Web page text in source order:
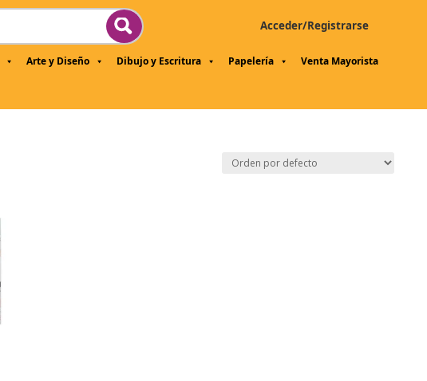
Acceder/Registrarse
Arte y Diseño Dibujo y Escritura Papelería Venta Mayorista